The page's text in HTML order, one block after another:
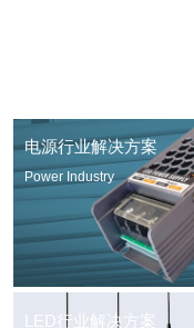
电源行业解决方案
Power Industry
LED行业解决方案